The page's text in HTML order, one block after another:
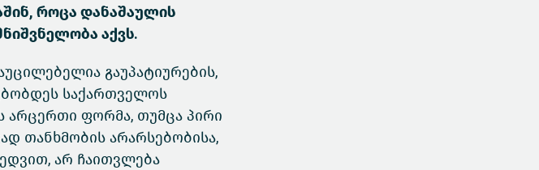
როცა დანაშაულის
აქვს.
გაუპატიურების,
საქართველოს
არცერთი ფორმა, თუმცა პირი
თანხმობის არარსებობისა,
არ ჩაითვლება